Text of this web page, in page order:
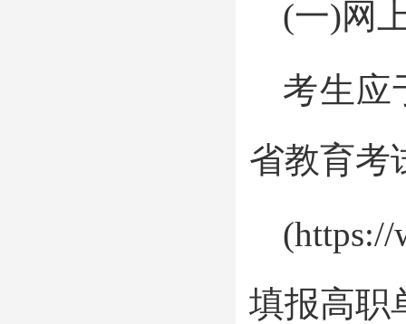
(一)网
考生应
省教育考
填报高职